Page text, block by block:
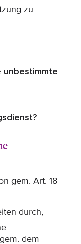
zu
unbestimmte
gem. Art. 18
durch,
dem